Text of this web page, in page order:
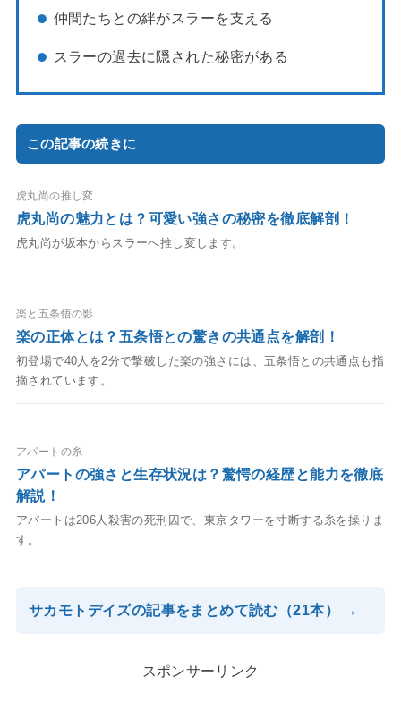
仲間たちとの絆がスラーを支える
スラーの過去に隠された秘密がある
この記事の続きに
虎丸尚の推し変
虎丸尚の魅力とは？可愛い強さの秘密を徹底解剖！
虎丸尚が坂本からスラーへ推し変します。
楽と五条悟の影
楽の正体とは？五条悟との驚きの共通点を解剖！
初登場で40人を2分で撃破した楽の強さには、五条悟との共通点も指
摘されています。
アパートの糸
アパートの強さと生存状況は？驚愕の経歴と能力を徹底
解説！
アパートは206人殺害の死刑囚で、東京タワーを寸断する糸を操りま
す。
サカモトデイズの記事をまとめて読む（21本） →
スポンサーリンク